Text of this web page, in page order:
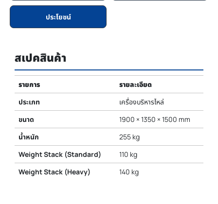
ประโยชน์
สเปคสินค้า
รายการ
รายละเอียด
ประเภท
เครื่องบริหารไหล่
ขนาด
1900 × 1350 × 1500 mm
น้ำหนัก
255 kg
Weight Stack (Standard)
110 kg
Weight Stack (Heavy)
140 kg